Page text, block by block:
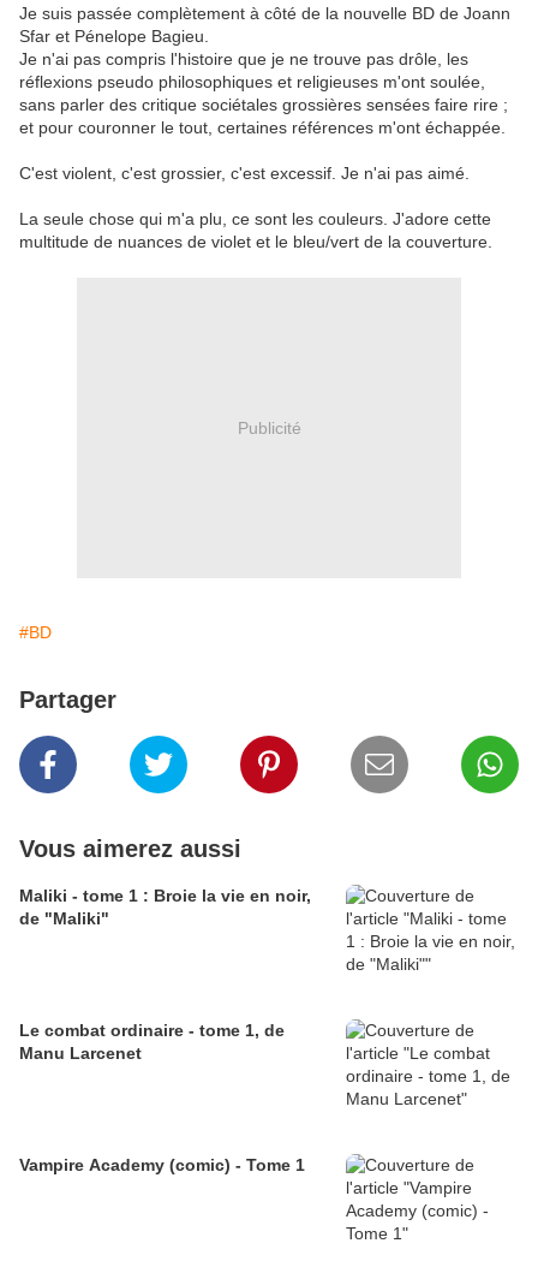
Je suis passée complètement à côté de la nouvelle BD de Joann
Sfar et Pénelope Bagieu.
Je n'ai pas compris l'histoire que je ne trouve pas drôle, les
réflexions pseudo philosophiques et religieuses m'ont soulée,
sans parler des critique sociétales grossières sensées faire rire ;
et pour couronner le tout, certaines références m'ont échappée.
C'est violent, c'est grossier, c'est excessif. Je n'ai pas aimé.
La seule chose qui m'a plu, ce sont les couleurs. J'adore cette
multitude de nuances de violet et le bleu/vert de la couverture.
Publicité
#BD
Partager
Vous aimerez aussi
Maliki - tome 1 : Broie la vie en noir,
de "Maliki"
Le combat ordinaire - tome 1, de
Manu Larcenet
Vampire Academy (comic) - Tome 1